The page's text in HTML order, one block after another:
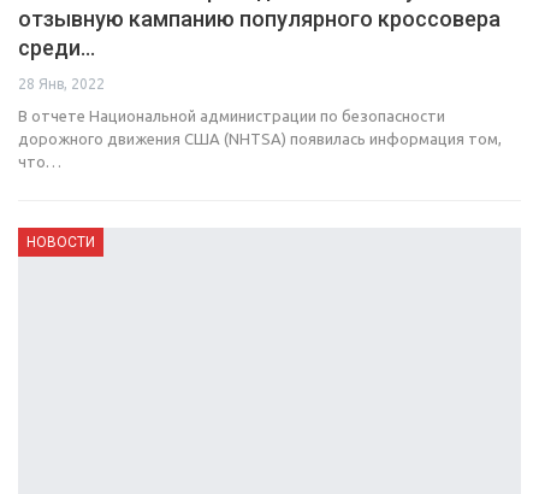
отзывную кампанию популярного кроссовера
среди…
28 Янв, 2022
В отчете Национальной администрации по безопасности
дорожного движения США (NHTSA) появилась информация том,
что…
НОВОСТИ